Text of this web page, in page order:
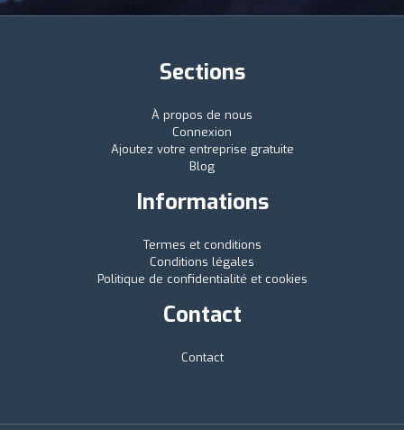
Sections
À propos de nous
Connexion
Ajoutez votre entreprise gratuite
Blog
Informations
Termes et conditions
Conditions légales
Politique de confidentialité et cookies
Contact
Contact